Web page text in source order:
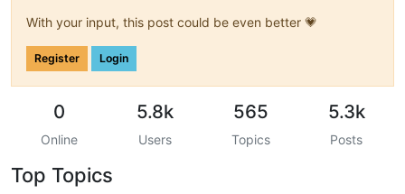
With your input, this post could be even better 💗
Register Login
0
Online
5.8k
Users
565
Topics
5.3k
Posts
Top Topics